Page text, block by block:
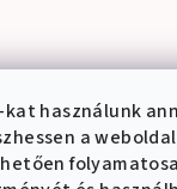
kat használunk
a